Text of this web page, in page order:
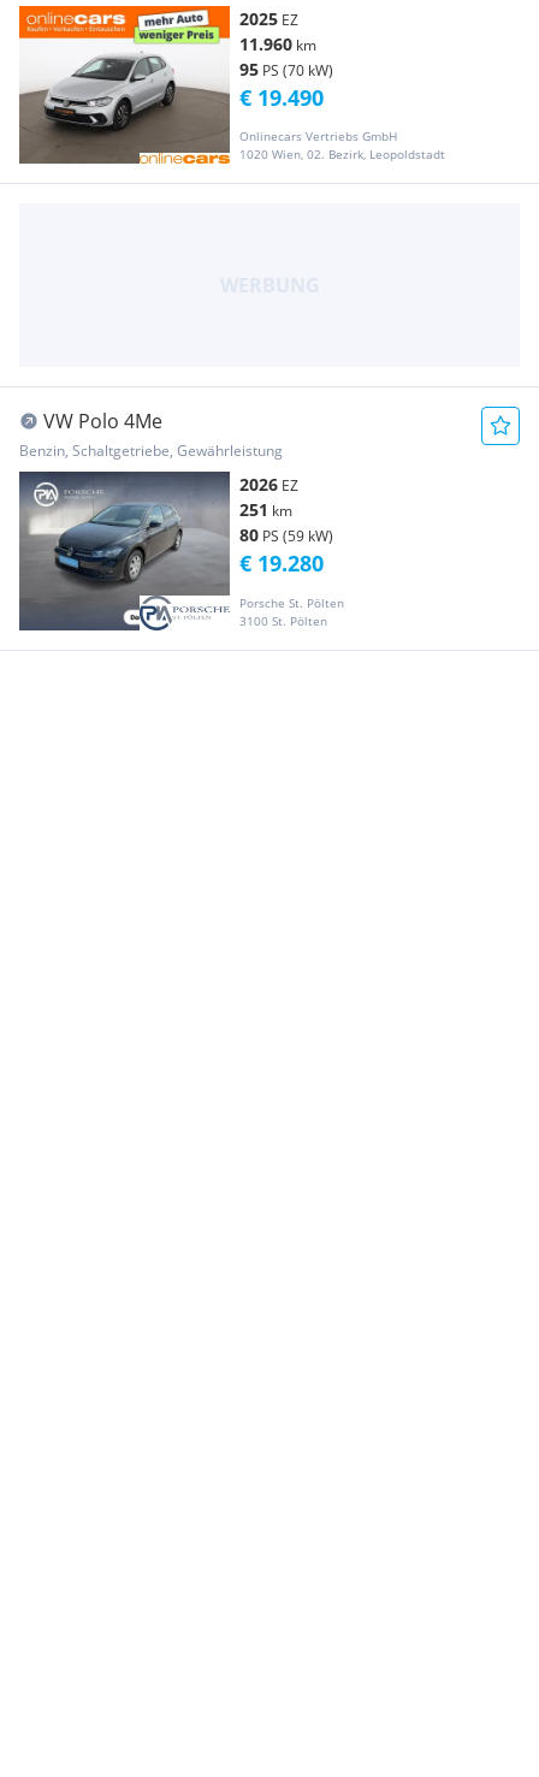
2025 EZ
11.960 km
95 PS (70 kW)
Onlinecars Vertriebs GmbH
1020 Wien, 02. Bezirk, Leopoldstadt
€ 19.490
VW Polo 4Me
Benzin, Schaltgetriebe, Gewährleistung
2026 EZ
251 km
80 PS (59 kW)
Porsche St. Pölten
3100 St. Pölten
€ 19.280